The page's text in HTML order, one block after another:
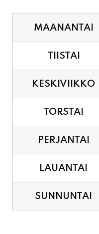
MAANANTAI
TIISTAI
KESKIVIIKKO
TORSTAI
PERJANTAI
LAUANTAI
SUNNUNTAI